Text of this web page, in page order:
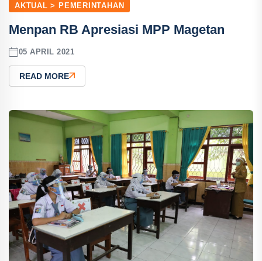
AKTUAL > PEMERINTAHAN
Menpan RB Apresiasi MPP Magetan
05 APRIL 2021
READ MORE